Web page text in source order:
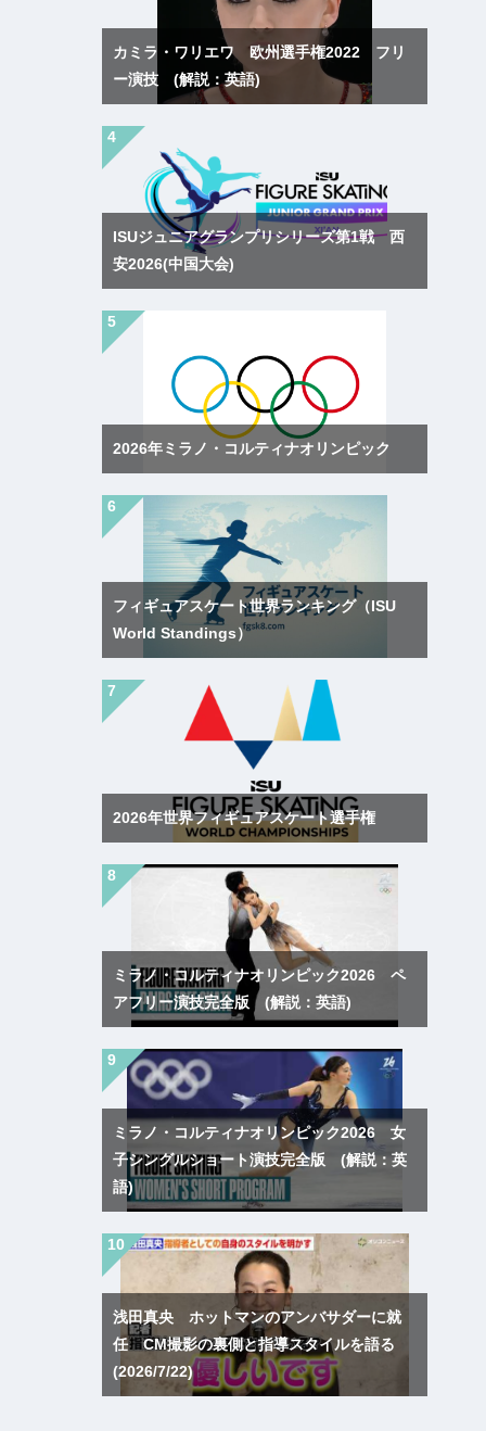
カミラ・ワリエワ 欧州選手権2022 フリ
ー演技 (解説：英語)
ISUジュニアグランプリシリーズ第1戦 西
安2026(中国大会)
2026年ミラノ・コルティナオリンピック
フィギュアスケート世界ランキング（ISU
World Standings）
2026年世界フィギュアスケート選手権
ミラノ・コルティナオリンピック2026 ペ
アフリー演技完全版 (解説：英語)
ミラノ・コルティナオリンピック2026 女
子シングルショート演技完全版 (解説：英
語)
浅田真央 ホットマンのアンバサダーに就
任 CM撮影の裏側と指導スタイルを語る
(2026/7/22)